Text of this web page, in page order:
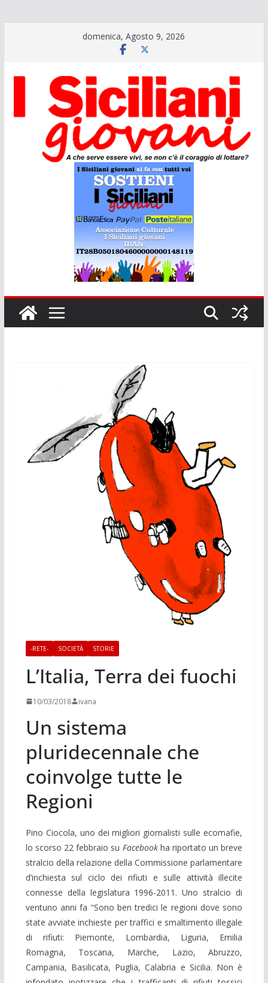
domenica, Agosto 9, 2026
-RETE- SOCIETÀ STORIE
L’Italia, Terra dei fuochi
10/03/2018 ivana
Un sistema
pluridecennale che
coinvolge tutte le
Regioni
Pino Ciocola, uno dei migliori giornalisti sulle ecomafie,
lo scorso 22 febbraio su Facebookha riportato un breve
stralcio della relazione della Commissione parlamentare
d’inchiesta sul ciclo dei rifiuti e sulle attività illecite
connesse della legislatura 1996-2011. Uno stralcio di
ventuno anni fa “Sono ben tredici le regioni dove sono
state avviate inchieste per traffici e smaltimento illegale
di rifiuti: Piemonte, Lombardia, Liguria, Emilia
Romagna, Toscana, Marche, Lazio, Abruzzo,
Campania, Basilicata, Puglia, Calabria e Sicilia. Non è